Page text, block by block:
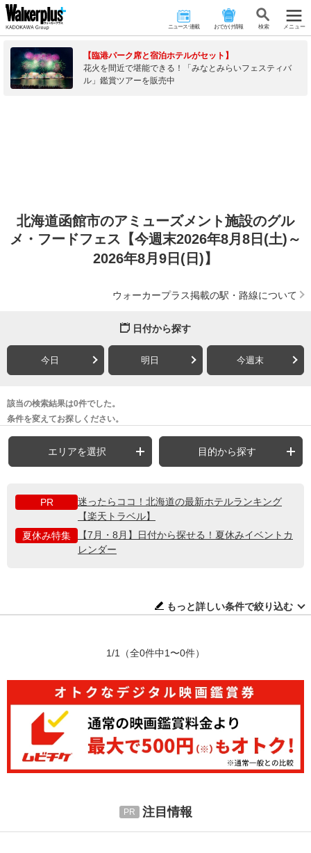
ニュース･連載 おでかけ情報 検 索 メニュー
【臨港パーク席と宿泊ホテルがセット】
花火を間近で堪能できる！「みなとみらいフェスティバ
ル」鑑賞ツアーを販売中
北海道函館市のアミューズメント施設のグル
メ・フードフェス【今週末2026年8月8日(土)～
2026年8月9日(日)】
ウォーカープラス掲載の駅・路線について
日付から探す
今日 明日 今週末
該当の検索結果は0件でした。
条件を変えてお探しください。
エリアを選択 目的から探す
PR
迷ったらココ！北海道の最新ホテルランキング
【楽天トラベル】
夏休み特集
【7月・8月】日付から探せる！夏休みイベントカ
レンダー
もっと詳しい条件で絞り込む
1/1 （全0件中1〜0件）
注目情報